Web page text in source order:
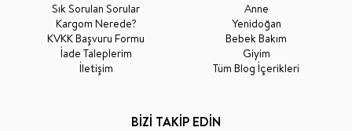
Sık Sorulan Sorular
Kargom Nerede?
KVKK Başvuru Formu
İade Taleplerim
İletişim
Anne
Yenidoğan
Bebek Bakım
Giyim
Tüm Blog İçerikleri
BİZİ TAKİP EDİN